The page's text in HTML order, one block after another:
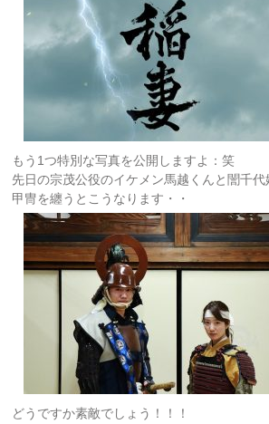
もう1つ特別な写真を公開しますよ：笑
先日の宗茂公役のイケメン馬越くんと誾千
甲冑を纏うとこうなります・・
どうですか素敵でしょう！！！